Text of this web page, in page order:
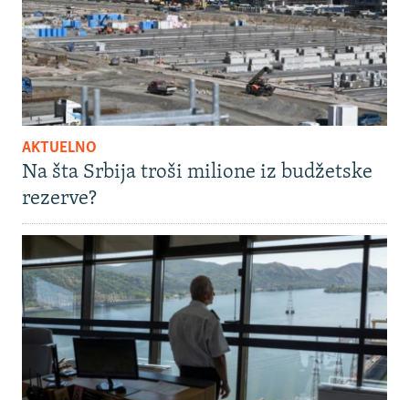
AKTUELNO
Na šta Srbija troši milione iz budžetske
rezerve?